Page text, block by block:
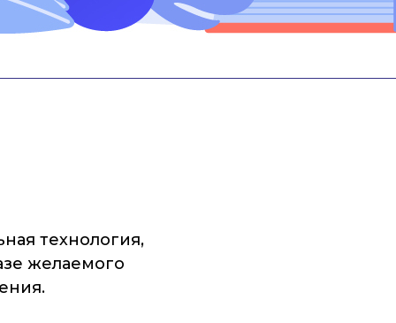
технология,
желаемого